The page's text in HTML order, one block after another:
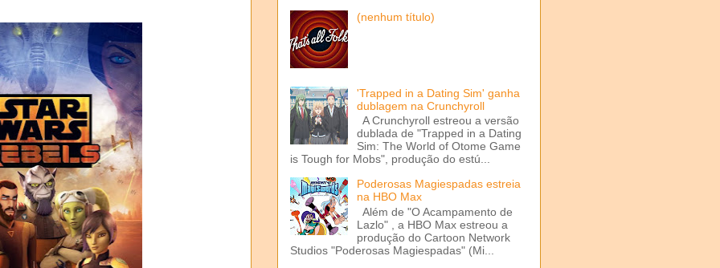
(nenhum título)
'Trapped in a Dating Sim' ganha
dublagem na Crunchyroll
A Crunchyroll estreou a versão
dublada de "Trapped in a Dating
Sim: The World of Otome Game
is Tough for Mobs", produção do estú...
Poderosas Magiespadas estreia
na HBO Max
Além de "O Acampamento de
Lazlo" , a HBO Max estreou a
produção do Cartoon Network
Studios "Poderosas Magiespadas" (Mi...